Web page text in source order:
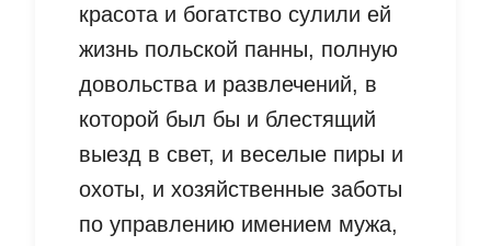
красота и богатство сулили ей
жизнь польской панны, полную
довольства и развлечений, в
которой был бы и блестящий
выезд в свет, и веселые пиры и
охоты, и хозяйственные заботы
по управлению имением мужа,